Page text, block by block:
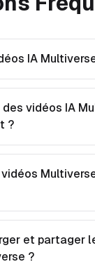
IA
vidéos IA
?
et partager
?